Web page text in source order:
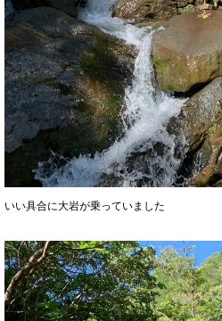
いい具合に大岩が乗っていました